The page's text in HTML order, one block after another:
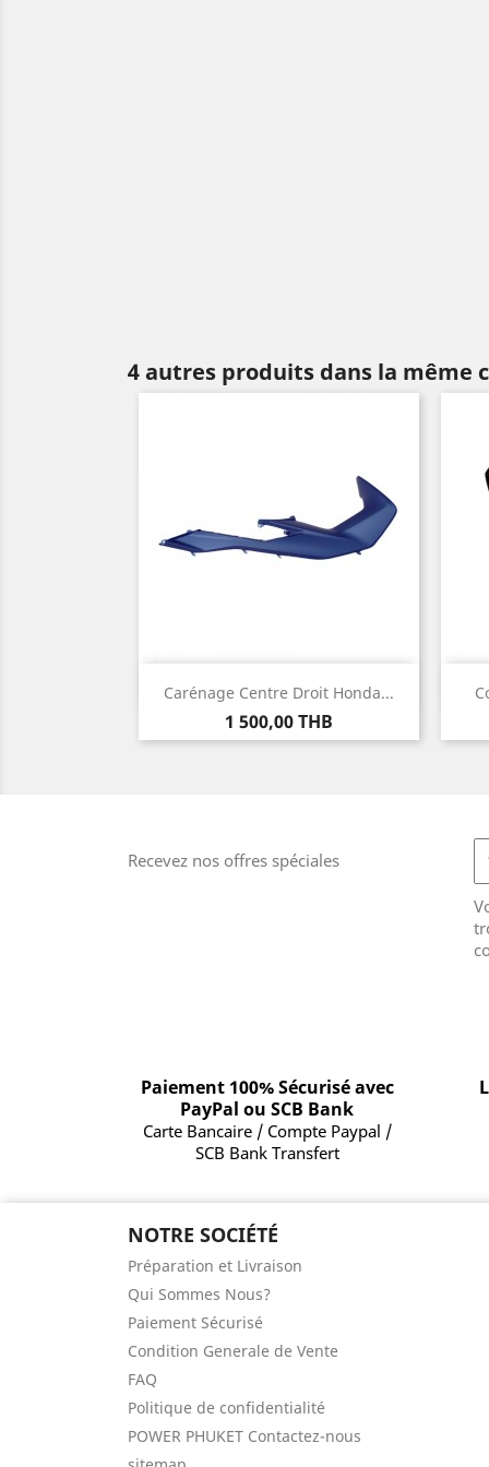
4 autres produits dans la même
Carénage Centre Droit Honda...
Prix
1 500,00 THB
Aperçu rapide
Recevez nos offres spéciales
Paiement 100% Sécurisé avec
PayPal ou SCB Bank
Carte Bancaire / Compte Paypal /
SCB Bank Transfert
NOTRE SOCIÉTÉ
Préparation et Livraison
Qui Sommes Nous?
Paiement Sécurisé
Condition Generale de Vente
FAQ
Politique de confidentialité
POWER PHUKET Contactez-nous